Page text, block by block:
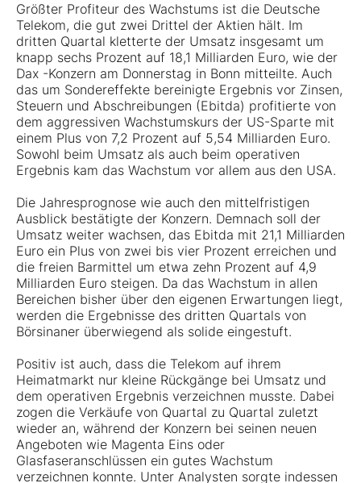
Größter Profiteur des Wachstums ist die Deutsche
Telekom, die gut zwei Drittel der Aktien hält. Im
dritten Quartal kletterte der Umsatz insgesamt um
knapp sechs Prozent auf 18,1 Milliarden Euro, wie der
Dax -Konzern am Donnerstag in Bonn mitteilte. Auch
das um Sondereffekte bereinigte Ergebnis vor Zinsen,
Steuern und Abschreibungen (Ebitda) profitierte von
dem aggressiven Wachstumskurs der US-Sparte mit
einem Plus von 7,2 Prozent auf 5,54 Milliarden Euro.
Sowohl beim Umsatz als auch beim operativen
Ergebnis kam das Wachstum vor allem aus den USA.
Die Jahresprognose wie auch den mittelfristigen
Ausblick bestätigte der Konzern. Demnach soll der
Umsatz weiter wachsen, das Ebitda mit 21,1 Milliarden
Euro ein Plus von zwei bis vier Prozent erreichen und
die freien Barmittel um etwa zehn Prozent auf 4,9
Milliarden Euro steigen. Da das Wachstum in allen
Bereichen bisher über den eigenen Erwartungen liegt,
werden die Ergebnisse des dritten Quartals von
Börsinaner überwiegend als solide eingestuft.
Positiv ist auch, dass die Telekom auf ihrem
Heimatmarkt nur kleine Rückgänge bei Umsatz und
dem operativen Ergebnis verzeichnen musste. Dabei
zogen die Verkäufe von Quartal zu Quartal zuletzt
wieder an, während der Konzern bei seinen neuen
Angeboten wie Magenta Eins oder
Glasfaseranschlüssen ein gutes Wachstum
verzeichnen konnte. Unter Analysten sorgte indessen